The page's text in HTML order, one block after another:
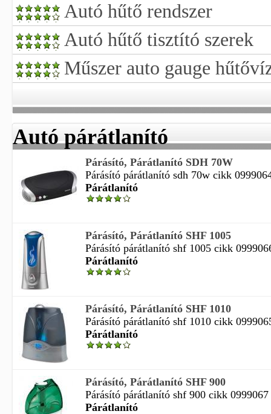
Autó hűtő rendszer
Autó hűtő tisztító szerek
Műszer auto gauge
Autó párátlanító
Párásító, Párátlanító SDH 70W
Párásító párátlanító sdh 70w cikk
Párátlanító
Párásító, Párátlanító SHF 1005
Párásító párátlanító shf 1005 cikk
Párátlanító
Párásító, Párátlanító SHF 1010
Párásító párátlanító shf 1010 cikk
Párátlanító
Párásító, Párátlanító SHF 900
Párásító párátlanító shf 900 cikk
Párátlanító